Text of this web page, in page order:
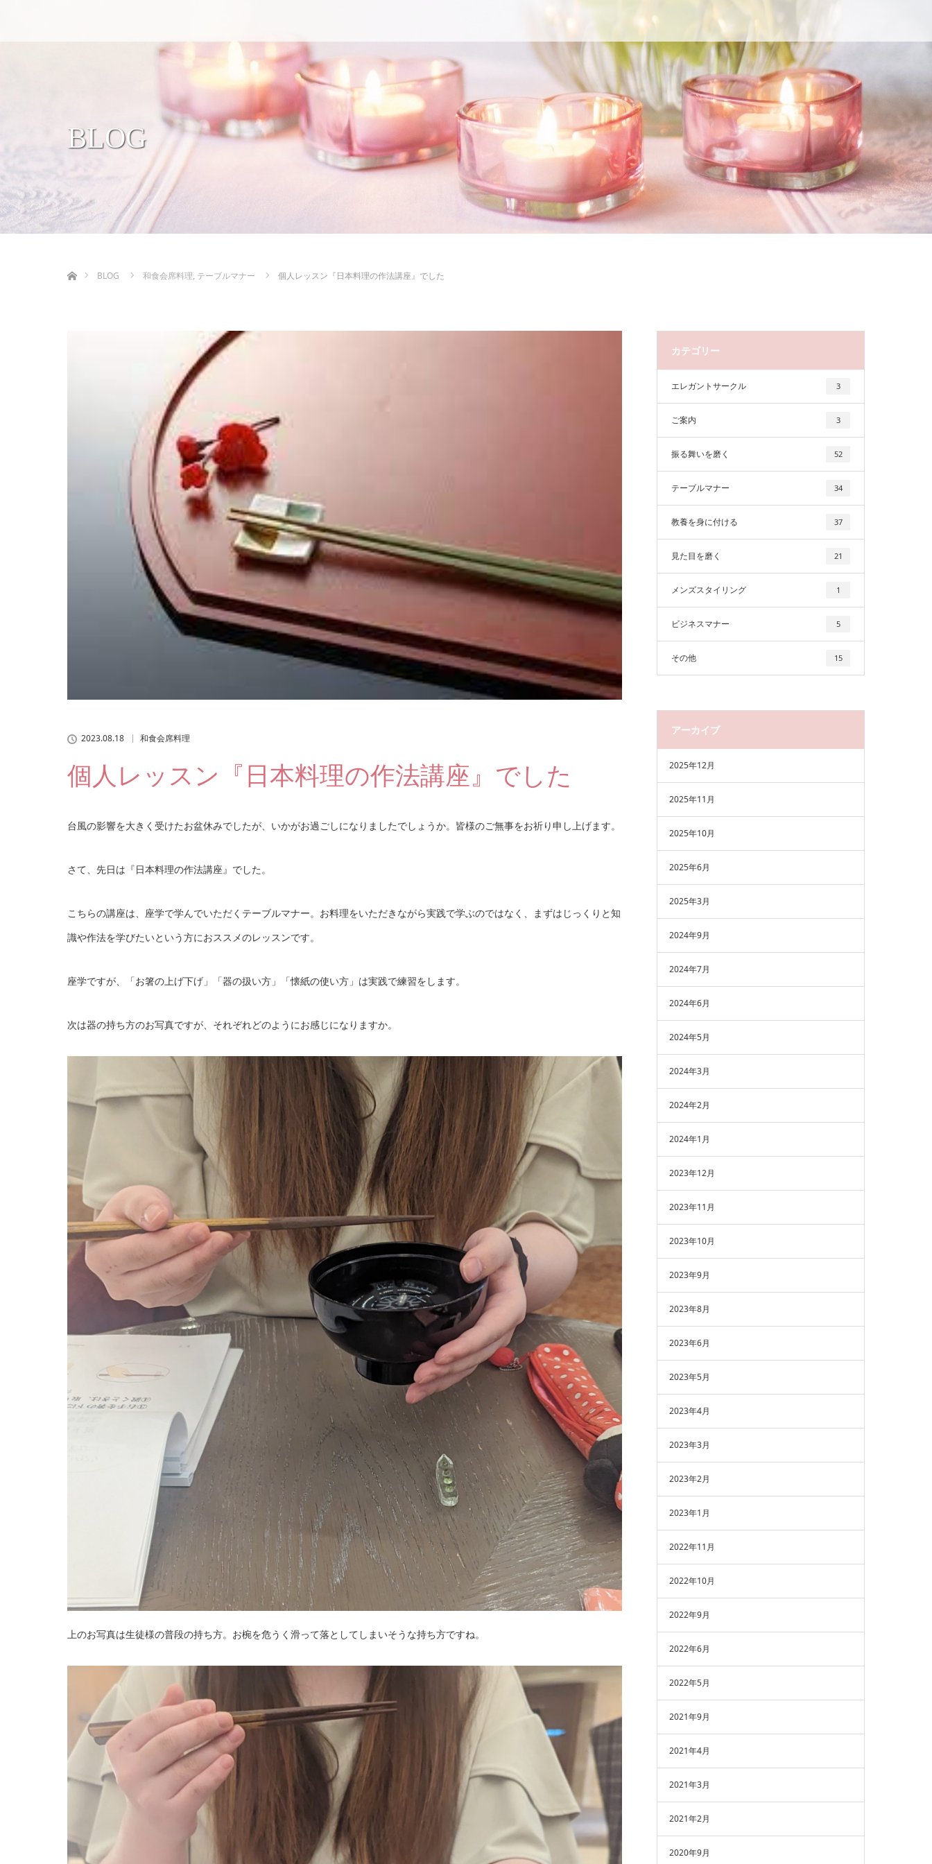
BLOG
BLOG
和食会席料理, テーブルマナー 個人レッスン『日本料理の作法講座』でした
2023.08.18 和食会席料理
個人レッスン『日本料理の作法講座』でした
台風の影響を大きく受けたお盆休みでしたが、いかがお過ごしになりましたでしょうか。皆様のご無事をお祈り申し上げます。
さて、先日は『日本料理の作法講座』でした。
こちらの講座は、座学で学んでいただくテーブルマナー。お料理をいただきながら実践で学ぶのではなく、まずはじっくりと知
識や作法を学びたいという方におススメのレッスンです。
座学ですが、「お箸の上げ下げ」「器の扱い方」「懐紙の使い方」は実践で練習をします。
次は器の持ち方のお写真ですが、それぞれどのようにお感じになりますか。
上のお写真は生徒様の普段の持ち方。お椀を危うく滑って落としてしまいそうな持ち方ですね。
カテゴリー
エレガントサークル 3
ご案内 3
振る舞いを磨く 52
テーブルマナー 34
教養を身に付ける 37
見た目を磨く 21
メンズスタイリング 1
ビジネスマナー 5
その他 15
アーカイブ
2025年12月
2025年11月
2025年10月
2025年6月
2025年3月
2024年9月
2024年7月
2024年6月
2024年5月
2024年3月
2024年2月
2024年1月
2023年12月
2023年11月
2023年10月
2023年9月
2023年8月
2023年6月
2023年5月
2023年4月
2023年3月
2023年2月
2023年1月
2022年11月
2022年10月
2022年9月
2022年6月
2022年5月
2021年9月
2021年4月
2021年3月
2021年2月
2020年9月